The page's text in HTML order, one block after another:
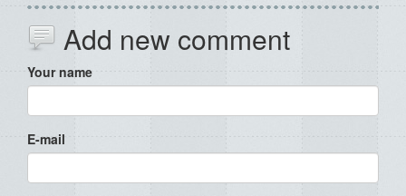
Add new comment
Your name
E-mail